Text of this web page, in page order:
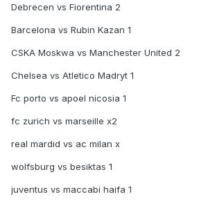
Debrecen vs Fiorentina 2
Barcelona vs Rubin Kazan 1
CSKA Moskwa vs Manchester United 2
Chelsea vs Atletico Madryt 1
Fc porto vs apoel nicosia 1
fc zurich vs marseille x2
real mardid vs ac milan x
wolfsburg vs besiktas 1
juventus vs maccabi haifa 1